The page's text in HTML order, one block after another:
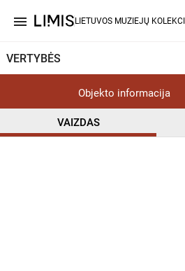
menu LIETUVOS MUZIEJŲ
VERTYBĖS
Objekto informacija
VAIZDAS
CC BY-NC